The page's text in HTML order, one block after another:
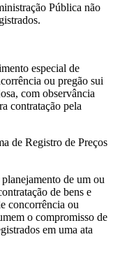
Pública não
especial de
ou pregão sui
com observância
contratação pela
de Registro de Preços
de um ou
de bens e
concorrência ou
o compromisso de
em uma ata